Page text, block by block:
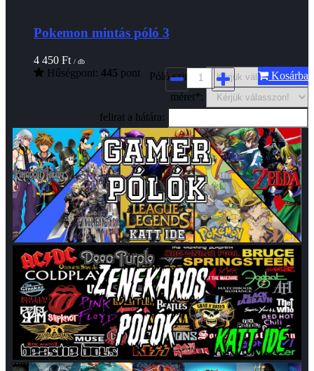
Pokemon mintás póló 3
4 450 Ft / db
Hűségpont: 445 pont
Póló szine*:
méret*:
felirat a hátára:
Kosárba